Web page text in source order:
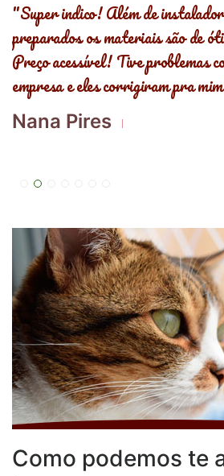
"Super indico! Além de
preparados os materiais são de
Preço acessível! Tive problemas
empresa e eles corrigiram pra
Nana Pires
Como podemos te